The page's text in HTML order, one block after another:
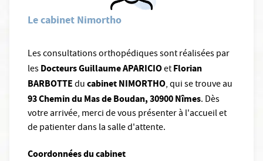
Le cabinet Nimortho
Les consultations orthopédiques sont réalisées par
lesDocteurs Guillaume APARICIOetFlorian
BARBOTTEducabinet NIMORTHO, qui se trouve au
93 Chemin du Mas de Boudan, 30900 Nîmes. Dès
votre arrivée, merci de vous présenter à l'accueil et
de patienter dans la salle d'attente.
Coordonnées du cabinet